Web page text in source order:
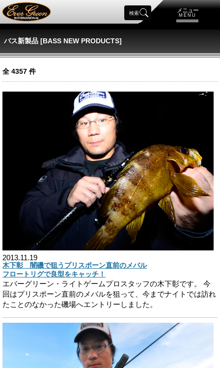
メニュー
MENU
検索
バス新製品 [BASS NEW PRODUCTS]
全 4357 件
2013.11.19
木下彰 闇磯で狙うプリスポーン直前のメバル
フロートリグで良型をキャッチ！
エバーグリーン・ライトゲームプロスタッフの木下彰です。 今
回はプリスポーン直前のメバルを狙って、今までナイトでは訪れ
たことのなかった磯場へエントリーしました。